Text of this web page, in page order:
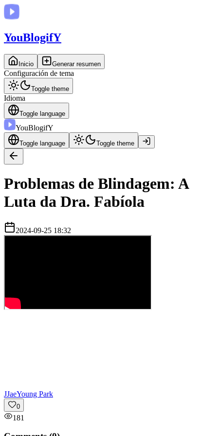
YouBlogifY
Inicio Generar resumen
Configuración de tema
Toggle theme
Idioma
Toggle language
YouBlogifY
Toggle language Toggle theme
Problemas de Blindagem: A
Luta da Dra. Fabíola
2024-09-25 18:32
JJaeYoung Park
0
181